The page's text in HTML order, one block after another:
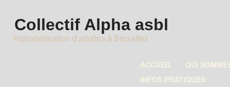
Collectif Alpha asbl
Alphabétisation d’adultes à Bruxelles
ACCUEIL
QUI
INFOS PRATIQUES